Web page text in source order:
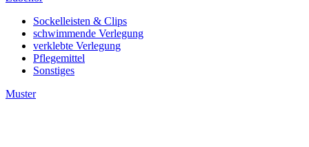
Sockelleisten & Clips
schwimmende Verlegung
verklebte Verlegung
Pflegemittel
Sonstiges
Muster